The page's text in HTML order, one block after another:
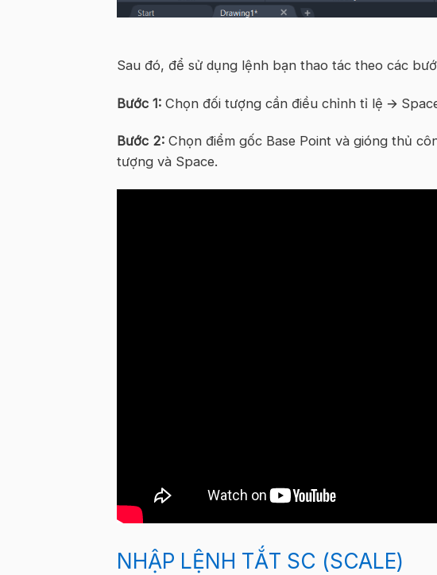
Sau đó, để sử dụng lệnh bạn thao tác theo các
Bước 1: Chọn đối tượng cần điều chỉnh tỉ lệ 🡪
Bước 2: Chọn điểm gốc Base Point và gióng thủ
tượng và Space.
NHẬP LỆNH TẮT SC (SCALE)